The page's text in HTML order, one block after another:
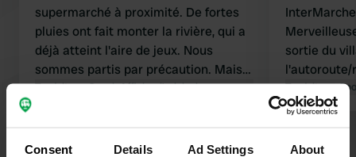
Consent Details Ad Settings About
supermarché à proximité. De fortes
pluies ont fait monter la rivière, qui a
déjà atteint l'aire de jeux. Nous
sommes partis par précaution. Mais
nous reviendrons avec plaisir.
Traduit par GoogleAfficher l'original
sortie du
l'autoroute/
Traduit par
Voir tous les 7 avis